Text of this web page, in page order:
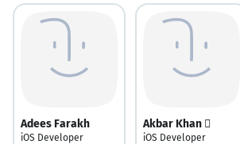
Adees Farakh
iOS Developer
Akbar Khan 
iOS Developer